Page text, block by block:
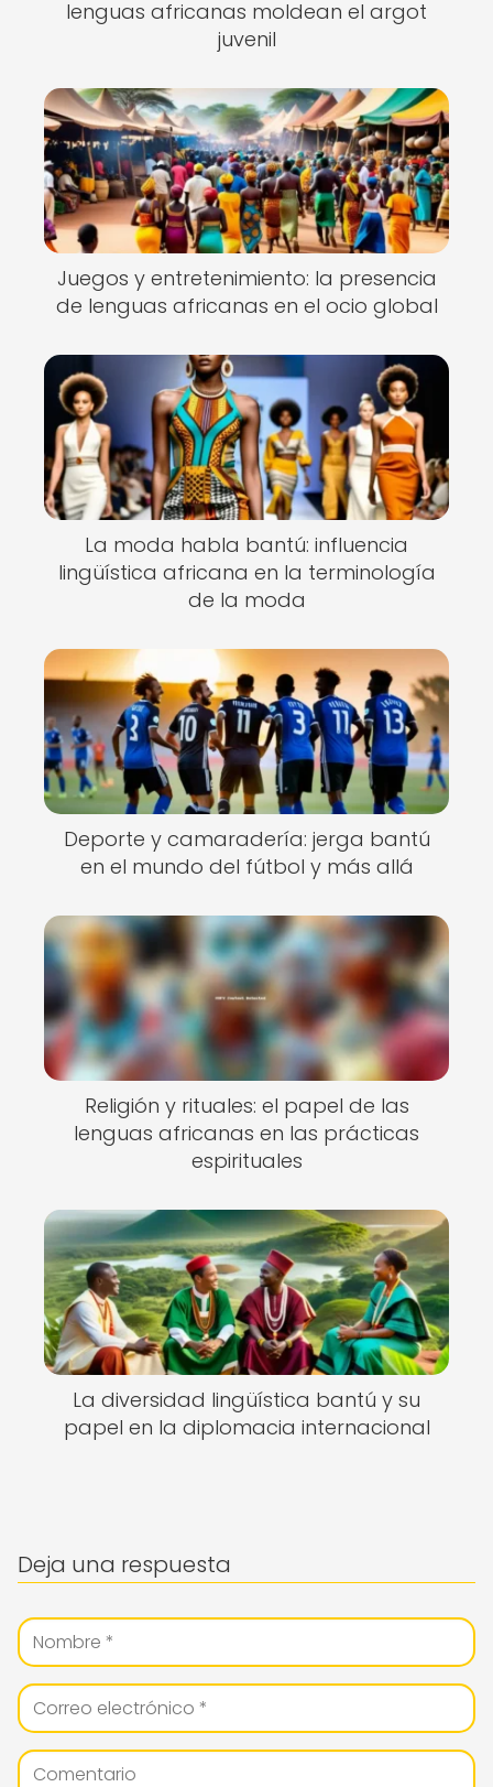
lenguas africanas moldean el argot
juvenil
Juegos y entretenimiento: la presencia
de lenguas africanas en el ocio global
La moda habla bantú: influencia
lingüística africana en la terminología
de la moda
Deporte y camaradería: jerga bantú
en el mundo del fútbol y más allá
Religión y rituales: el papel de las
lenguas africanas en las prácticas
espirituales
La diversidad lingüística bantú y su
papel en la diplomacia internacional
Deja una respuesta